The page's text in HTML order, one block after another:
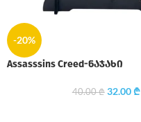
-20%
Assasssins Creed-ნაჯახი
40.00₾ 32.00₾